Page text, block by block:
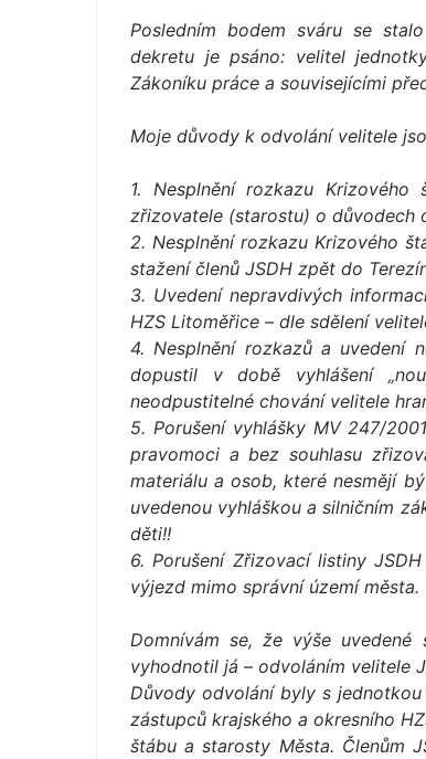
Posledním bodem sváru se
dekretu je psáno: velitel
Zákoníku práce a souvisejícími
Moje důvody k odvolání velitele
1. Nesplnění rozkazu
zřizovatele (starostu) o důvodech
2. Nesplnění rozkazu Krizového
stažení členů JSDH zpět do
3. Uvedení nepravdivých
HZS Litoměřice – dle sdělení
4. Nesplnění rozkazů a uvedení
dopustil v době vyhlášení
neodpustitelné chování velitele
5. Porušení vyhlášky MV 247/
pravomoci a bez souhlasu
materiálu a osob, které nesmějí
uvedenou vyhláškou a silničním
děti!!
6. Porušení Zřizovací listiny
výjezd mimo správní území města.
Domnívám se, že výše
vyhodnotil já – odvoláním velitele
Důvody odvolání byly s
zástupců krajského a okresního
štábu a starosty Města. Členům